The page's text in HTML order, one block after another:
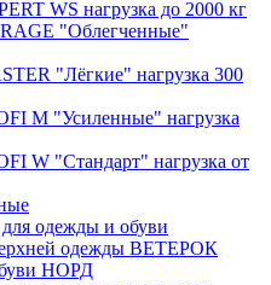
WS нагрузка до 2000 кг
"Облегченные"
"Лёгкие" нагрузка 300
M "Усиленные" нагрузка
W "Стандарт" нагрузка от
одежды и обуви
одежды ВЕТЕРОК
НОРД